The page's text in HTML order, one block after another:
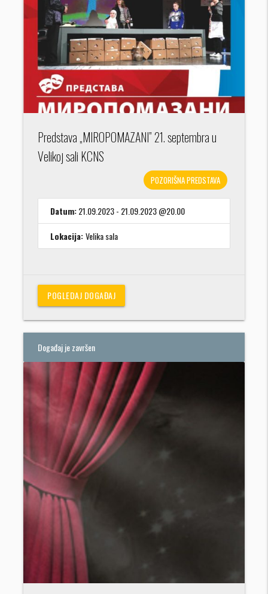
Predstava „MIROPOMAZANI” 21. septembra u
Velikoj sali KCNS
POZORIŠNA PREDSTAVA
Datum:21.09.2023 - 21.09.2023 @20.00
Lokacija:Velika sala
POGLEDAJ DOGAĐAJ
Događaj je završen